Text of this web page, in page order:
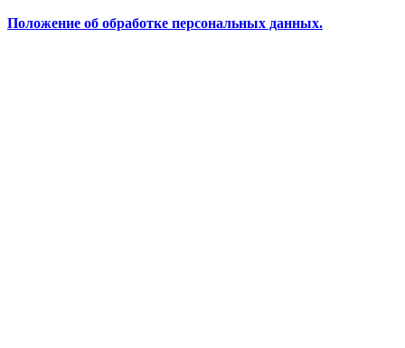
Положение об обработке персональных данных.